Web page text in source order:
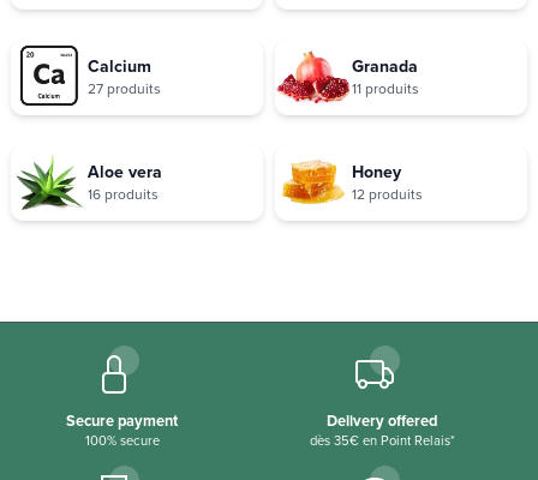
Calcium
27 produits
Granada
11 produits
Aloe vera
16 produits
Honey
12 produits
Secure payment
100% secure
Delivery offered
dès 35€ en Point Relais*